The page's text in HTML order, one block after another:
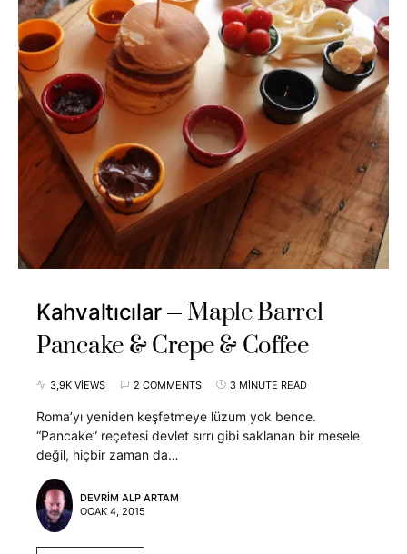
Kahvaltıcılar
Maple Barrel
Pancake & Crepe & Coffee
3,9K VIEWS 2 COMMENTS 3 MINUTE READ
Roma’yı yeniden keşfetmeye lüzum yok bence.
“Pancake” reçetesi devlet sırrı gibi saklanan bir mesele
değil, hiçbir zaman da…
DEVRIM ALP ARTAM
OCAK 4, 2015